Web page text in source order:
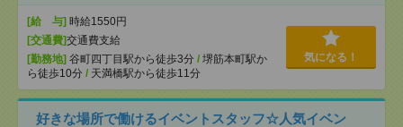
[給 与] 時給1550円
[交通費]交通費支給
[勤務地] 谷町四丁目駅から徒歩3分 / 堺筋本町駅か
ら徒歩10分 / 天満橋駅から徒歩11分
気になる！
好きな場所で働けるイベントスタッフ☆人気イベン